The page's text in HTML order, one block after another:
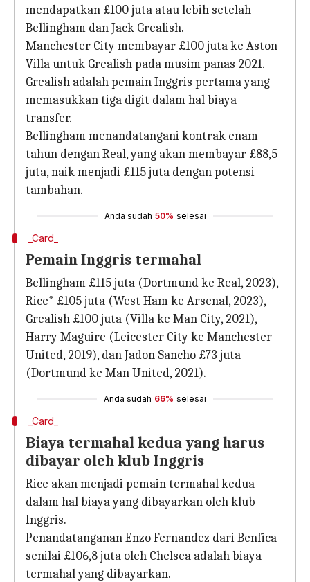
mendapatkan £100 juta atau lebih setelah
Bellingham dan Jack Grealish.
Manchester City membayar £100 juta ke Aston
Villa untuk Grealish pada musim panas 2021.
Grealish adalah pemain Inggris pertama yang
memasukkan tiga digit dalam hal biaya
transfer.
Bellingham menandatangani kontrak enam
tahun dengan Real, yang akan membayar £88,5
juta, naik menjadi £115 juta dengan potensi
tambahan.
Anda sudah 50% selesai
_Card_
Pemain Inggris termahal
Bellingham £115 juta (Dortmund ke Real, 2023),
Rice* £105 juta (West Ham ke Arsenal, 2023),
Grealish £100 juta (Villa ke Man City, 2021),
Harry Maguire (Leicester City ke Manchester
United, 2019), dan Jadon Sancho £73 juta
(Dortmund ke Man United, 2021).
Anda sudah 66% selesai
_Card_
Biaya termahal kedua yang harus
dibayar oleh klub Inggris
Rice akan menjadi pemain termahal kedua
dalam hal biaya yang dibayarkan oleh klub
Inggris.
Penandatanganan Enzo Fernandez dari Benfica
senilai £106,8 juta oleh Chelsea adalah biaya
termahal yang dibayarkan.